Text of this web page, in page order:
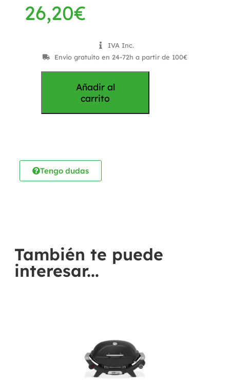
26,20€
IVA Inc.
Envío gratuíto en 24-72h a partir de 100€
Añadir al
carrito
Tengo dudas
También te puede
interesar...